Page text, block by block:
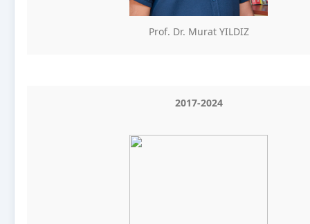
Prof. Dr. Murat YILDIZ
2017-2024